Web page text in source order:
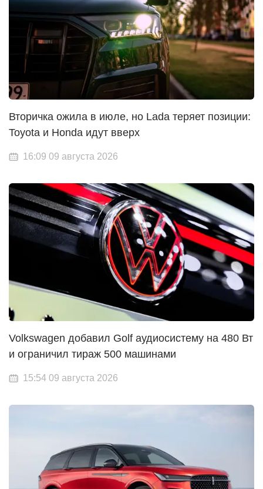
Вторичка ожила в июле, но Lada теряет позиции:
Toyota и Honda идут вверх
16:09 09 августа 2026
Volkswagen добавил Golf аудиосистему на 480 Вт
и ограничил тираж 500 машинами
15:54 09 августа 2026